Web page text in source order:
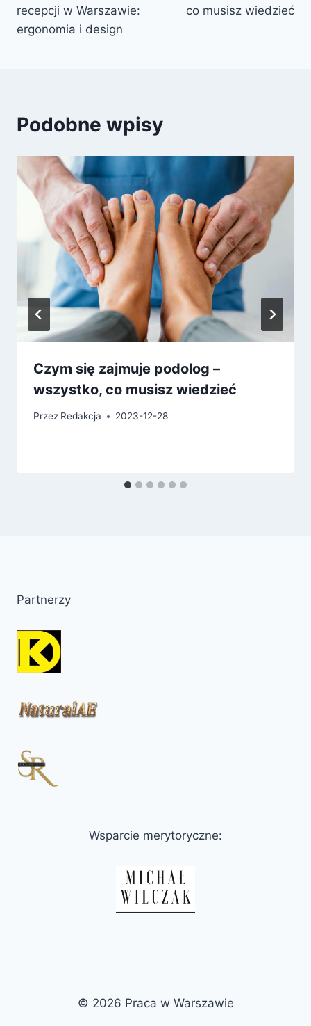
recepcji w Warszawie:
ergonomia i design
co musisz wiedzieć
Podobne wpisy
Czym się zajmuje podolog –
wszystko, co musisz wiedzieć
Przez Redakcja 2023-12-28
Partnerzy
Wsparcie merytoryczne:
© 2026 Praca w Warszawie